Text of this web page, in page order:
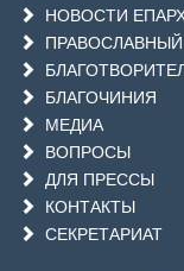
НОВОСТИ
БЛАГОЧИНИЯ
МЕДИА
ВОПРОСЫ
ДЛЯ ПРЕССЫ
КОНТАКТЫ
СЕКРЕТАРИАТ